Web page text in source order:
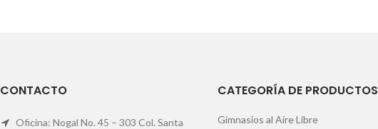
CONTACTO
Oficina: Nogal No. 45 – 303 Col. Santa
CATEGORÍA DE PRODUCTOS
Gimnasios al Aire Libre